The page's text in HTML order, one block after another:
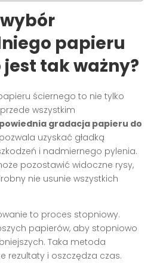
papieru
tak ważny?
ściernego to nie tylko
wszystkim
gradacja papieru do
pozwala uzyskać gładką
i nadmiernego pylenia.
pozostawić widoczne rysy,
nie usunie wszystkich
to proces stopniowy.
papierów, aby stopniowo
Taka metoda
rezultaty i oszczędza czas.